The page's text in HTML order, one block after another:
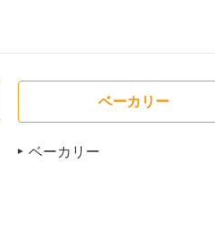
ベーカリー
ベーカリー